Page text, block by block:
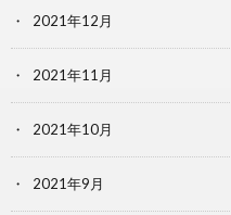
2021年12月
2021年11月
2021年10月
2021年9月